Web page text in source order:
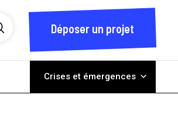
Déposer un projet
Crises et émergences